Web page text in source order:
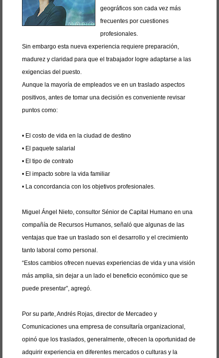
geográficos son cada vez más
frecuentes por cuestiones
profesionales.
Sin embargo esta nueva experiencia requiere preparación,
madurez y claridad para que el trabajador logre adaptarse a las
exigencias del puesto.
Aunque la mayoría de empleados ve en un traslado aspectos
positivos, antes de tomar una decisión es conveniente revisar
puntos como:
• El costo de vida en la ciudad de destino
• El paquete salarial
• El tipo de contrato
• El impacto sobre la vida familiar
• La concordancia con los objetivos profesionales.
Miguel Ángel Nieto, consultor Sénior de Capital Humano en una
compañía de Recursos Humanos, señaló que algunas de las
ventajas que trae un traslado son el desarrollo y el crecimiento
tanto laboral como personal.
“Estos cambios ofrecen nuevas experiencias de vida y una visión
más amplia, sin dejar a un lado el beneficio económico que se
puede presentar”, agregó.
Por su parte, Andrés Rojas, director de Mercadeo y
Comunicaciones una empresa de consultaría organizacional,
opinó que los traslados, generalmente, ofrecen la oportunidad de
adquirir experiencia en diferentes mercados o culturas y la